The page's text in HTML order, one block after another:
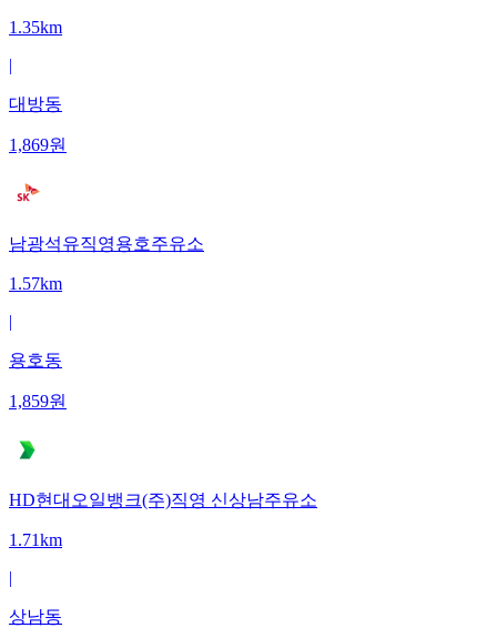
1.35km
|
대방동
1,869원
남광석유직영용호주유소
1.57km
|
용호동
1,859원
HD현대오일뱅크(주)직영 신상남주유소
1.71km
|
상남동